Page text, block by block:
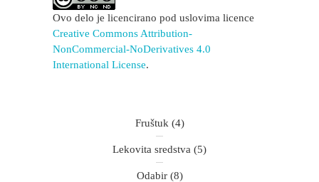
Ovo delo je licencirano pod uslovima licence
Creative Commons Attribution-
NonCommercial-NoDerivatives 4.0
International License.
Fruštuk (4)
Lekovita sredstva (5)
Odabir(8)